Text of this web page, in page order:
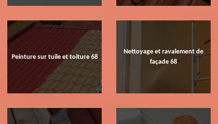
Peinture sur tuile et toiture 68
Nettoyage et ravalement de
façade 68